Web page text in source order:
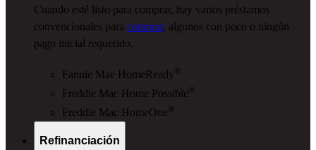
Cuando esté listo para comprar, hay varios préstamos
convencionales para comprar, algunos con poco o ningún
pago inicial requerido.
Fannie Mae HomeReady ®
Freddie Mac Home Possible ®
Freddie Mac HomeOne ®
Refinanciación